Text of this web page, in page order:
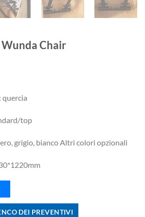
Chair
quercia
top
grigio, bianco Altri colori opzionali
DEI PREVENTIVI